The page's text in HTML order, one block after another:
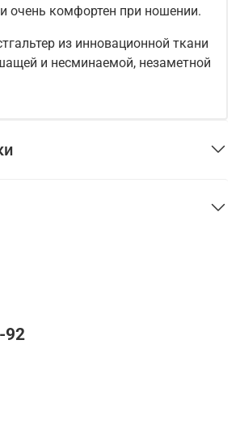
очень комфортен при ношении.
из инновационной ткани
и несминаемой, незаметной
92